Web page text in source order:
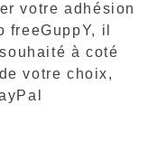
votre adhésion
freeGuppY, il
à coté
votre choix,